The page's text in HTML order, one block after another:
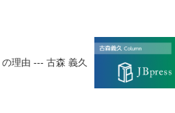
理由 --- 古森 義久